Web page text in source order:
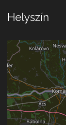
Helyszín